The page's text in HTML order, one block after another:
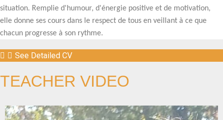
situation. Remplie d'humour, d'énergie positive et de motivation,
elle donne ses cours dans le respect de tous en veillant à ce que
chacun progresse à son rythme.
See Detailed CV
TEACHER VIDEO